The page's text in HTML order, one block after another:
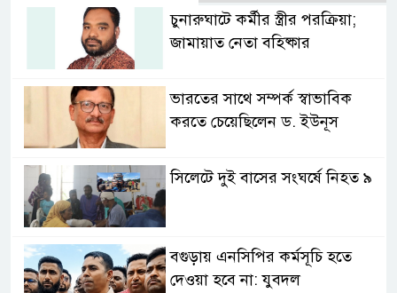
চুনারুঘাটে কর্মীর স্ত্রীর পরক্রিয়া;
জামায়াত নেতা বহিষ্কার
ভারতের সাথে সম্পর্ক স্বাভাবিক
করতে চেয়েছিলেন ড. ইউনূস
সিলেটে দুই বাসের সংঘর্ষে নিহত ৯
বগুড়ায় এনসিপির কর্মসূচি হতে
দেওয়া হবে না: যুবদল